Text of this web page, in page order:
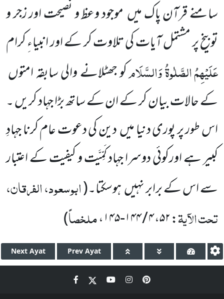
سامنے قرآن پاک میں موجود وعظ و نصیحت اور زجر و
توبیخ پر مشتمل آیات کی تلاوت کر کے اور انبیاءِ کرام
عَلَیْہِمُالصَّلٰوۃُ وَالسَّلَامکو جھٹلانے والی سابقہ امتوں
کے حالات بیان کر کے ان کے ساتھ بڑا جہاد کریں ۔
اس طور پر پوری دنیا میں دین کی دعوت عام کرنا جہادِ
کبیر ہے اورکوئی دوسرا جہاد کَمِّیَّت و کیفیت کے اعتبار
سے اس کے برابر نہیں ہوسکتا۔(ابوسعود، الفرقان،
تحت الآیۃ:۵۲،۴ / ۱۴۴-۱۴۵ ،ملخصاً)
Next Ayat Prev Ayat